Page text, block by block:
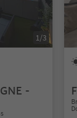
1/3
-